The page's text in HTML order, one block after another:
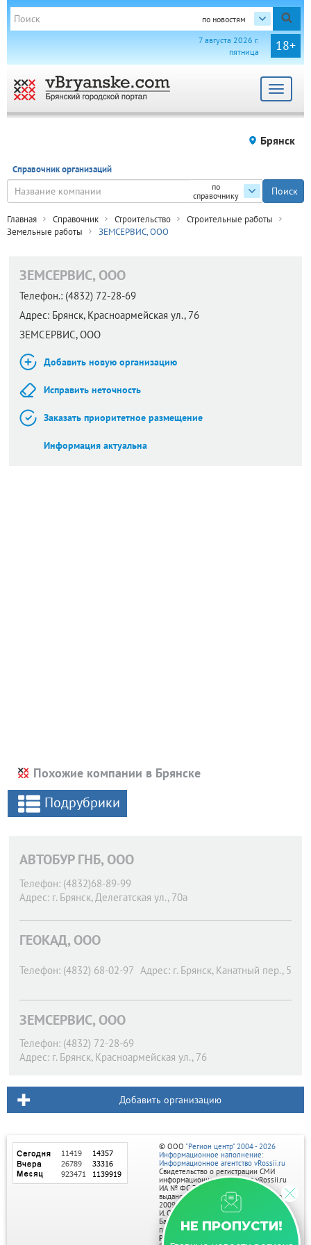
по новостям
18+
7 августа 2026 г.
пятница
Toggle
Брянск
Справочник организаций
по
справочнику
Главная Справочник Строительство
Строительные работы
Земельные работы
ЗЕМСЕРВИС, ООО
ЗЕМСЕРВИС, ООО
Телефон.: (4832) 72-28-69
Адрес: Брянск, Красноармейская ул., 76
ЗЕМСЕРВИС, ООО
Добавить новую организацию
Исправить неточность
Заказать приоритетное размещение
Информация актуальна
Похожие компании в Брянске
Подрубрики
АВТОБУР ГНБ, ООО
Телефон: (4832)68-89-99
Адрес: г. Брянск, Делегатская ул., 70а
ГЕОКАД, ООО
Телефон: (4832) 68-02-97 Адрес: г. Брянск, Канатный пер., 5
ЗЕМСЕРВИС, ООО
Телефон: (4832) 72-28-69
Адрес: г. Брянск, Красноармейская ул., 76
Добавить организацию
НЕ ПРОПУСТИ!
© ООО "Регион центр" 2004 - 2026
Информационное наполнение:
Информационное агентство vRossii.ru
Свидетельство о регистрации СМИ
информационного агентства vRossii.ru
ИА № ФС 77‑35502
выдано РОСКОМНАДЗОРом 04 марта
2009г.
И. О. Главного редактора Нарыков А. Н.
Баннеры на портале размещаются на
правах рекламы.
Реклама на портале: